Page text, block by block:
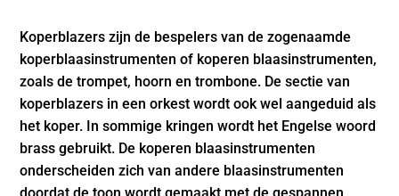
Koperblazers zijn de bespelers van de zogenaamde
koperblaasinstrumenten of koperen blaasinstrumenten,
zoals de trompet, hoorn en trombone. De sectie van
koperblazers in een orkest wordt ook wel aangeduid als
het koper. In sommige kringen wordt het Engelse woord
brass gebruikt. De koperen blaasinstrumenten
onderscheiden zich van andere blaasinstrumenten